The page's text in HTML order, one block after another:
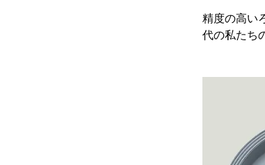
精度の高い
代の私たち